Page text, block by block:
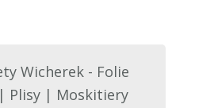
Wicherek - Folie
Plisy | Moskitiery